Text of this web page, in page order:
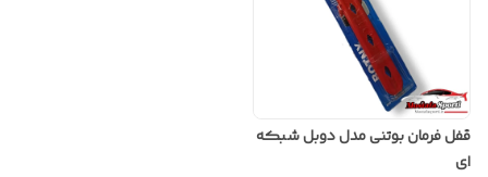
قفل فرمان بوتنی مدل دوبل شبکه
ای